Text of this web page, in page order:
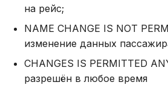
на рейс;
NAME CHANGE IS NOT
изменение данных
CHANGES IS PERMITTED
разрешён в любое время